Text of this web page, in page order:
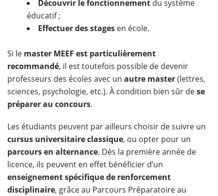
Découvrir le fonctionnement du système
éducatif ;
Effectuer des stages en école.
Si le master MEEF est particulièrement
recommandé, il est toutefois possible de devenir
professeurs des écoles avec un autre master(lettres,
sciences, psychologie, etc.). À condition bien sûr dese
préparer au concours.
Les étudiants peuvent par ailleurs choisir de suivre un
cursus universitaire classique, ou opter pour un
parcours en alternance. Dès la première année de
licence, ils peuvent en effet bénéficier d’un
enseignement spécifique de renforcement
disciplinaire, grâce au Parcours Préparatoire au